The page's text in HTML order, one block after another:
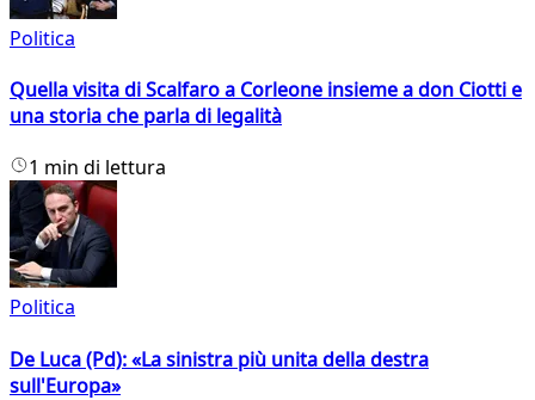
Politica
Quella visita di Scalfaro a Corleone insieme a don Ciotti e
una storia che parla di legalità
1 min di lettura
Politica
De Luca (Pd): «La sinistra più unita della destra
sull'Europa»